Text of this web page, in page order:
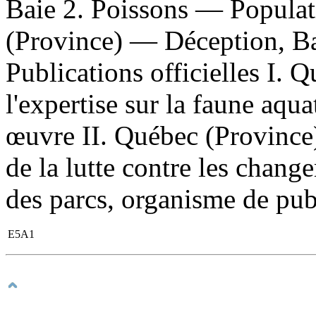
Baie 2. Poissons —
(Province) — Déception,
Publications officielles I.
l'expertise sur la faune
œuvre II. Québec
de la lutte contre les
des parcs, organisme de
E5A1